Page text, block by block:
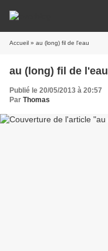
Accueil » au (long) fil de l'eau
au (long) fil de l'eau
Publié le 20/05/2013 à 20:57
Par Thomas